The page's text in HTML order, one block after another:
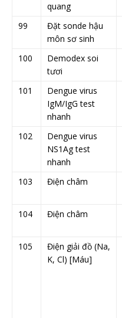
quang
99
Đặt sonde hậu
môn sơ sinh
100
Demodex soi
tươi
101
Dengue virus
IgM/IgG test
nhanh
102
Dengue virus
NS1Ag test
nhanh
103 Điện châm
104 Điện châm
105
Điện giải đồ (Na,
K, Cl) [Máu]